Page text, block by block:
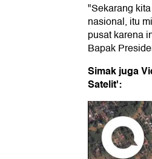
"Sekarang
nasional, itu
pusat karena
Bapak
Simak juga
Satelit':